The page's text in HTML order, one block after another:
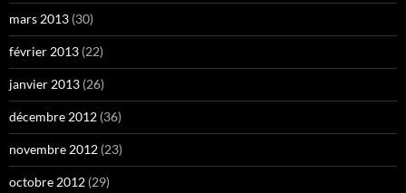
mars 2013 (30)
février 2013 (22)
janvier 2013 (26)
décembre 2012 (36)
novembre 2012 (23)
octobre 2012 (29)